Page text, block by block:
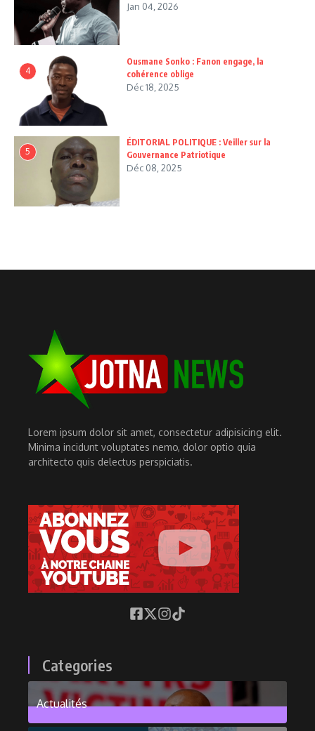
Jan 04, 2026
4
Ousmane Sonko : Fanon engage, la
cohérence oblige
Déc 18, 2025
5
ÉDITORIAL POLITIQUE : Veiller sur la
Gouvernance Patriotique
Déc 08, 2025
Lorem ipsum dolor sit amet, consectetur adipisicing elit.
Minima incidunt voluptates nemo, dolor optio quia
architecto quis delectus perspiciatis.
Categories
Actualités